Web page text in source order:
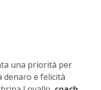
una priorità per
denaro e felicità